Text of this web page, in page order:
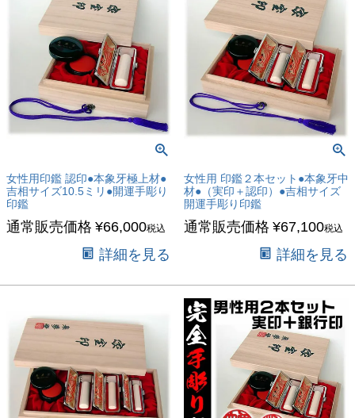
女性用印鑑 認印●本象牙極上材●
吉相サイズ10.5ミリ●開運手彫り
印鑑
通常販売価格 ¥66,000税込
詳細を見る
女性用 印鑑２本セット●本象牙中
材●（実印＋認印）●吉相サイズ
開運手彫り印鑑
通常販売価格 ¥67,100税込
詳細を見る